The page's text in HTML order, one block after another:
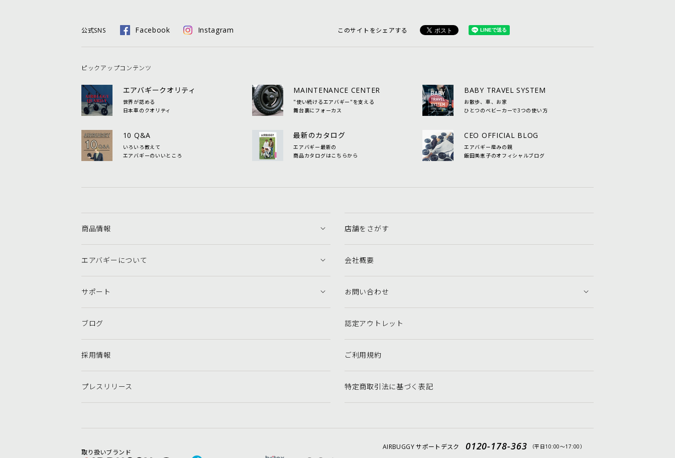
公式SNS Facebook Instagram このサイトをシェアする
ピックアップコンテンツ
エアバギークオリティ
世界が認める
日本車のクオリティ
MAINTENANCE CENTER
"使い続けるエアバギー"を支える
舞台裏にフォーカス
BABY TRAVEL SYSTEM
お散歩、車、お家
ひとつのベビーカーで3つの使い方
10 Q&A
いろいろ教えて
エアバギーのいいところ
最新のカタログ
エアバギー最新の
商品カタログはこちらから
CEO OFFICIAL BLOG
エアバギー産みの親
飯田美恵子のオフィシャルブログ
商品情報
エアバギーについて
サポート
ブログ
採用情報
プレスリリース
店舗をさがす
会社概要
お問い合わせ
認定アウトレット
ご利用規約
特定商取引法に基づく表記
取り扱いブランド
AIRBUGGYサポートデスク 0120-178-363 （平日10:00〜17:00）